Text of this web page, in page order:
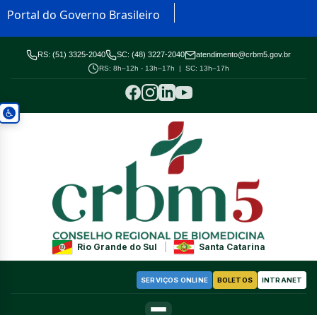
Portal do Governo Brasileiro
RS: (51) 3325-2040 SC: (48) 3227-2040 atendimento@crbm5.gov.br
RS: 8h–12h - 13h–17h | SC: 13h–17h
Rio Grande do Sul Santa Catarina
SERVIÇOS ONLINE BOLETOS INTRANET